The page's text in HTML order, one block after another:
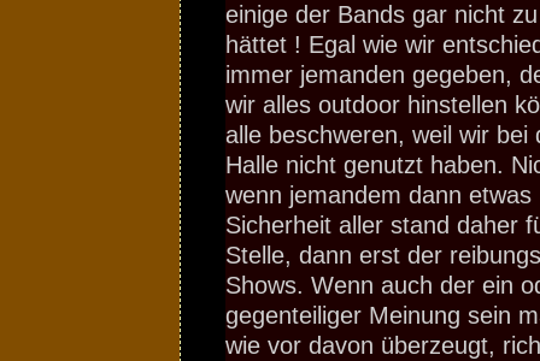
einige der Bands gar nicht
hättet ! Egal wie wir
immer jemanden gegeben,
wir alles outdoor hinstellen
alle beschweren, weil wir bei
Halle nicht genutzt haben.
wenn jemandem dann
Sicherheit aller stand daher
Stelle, dann erst der
Shows. Wenn auch der ein
gegenteiliger Meinung sein
wie vor davon überzeugt,